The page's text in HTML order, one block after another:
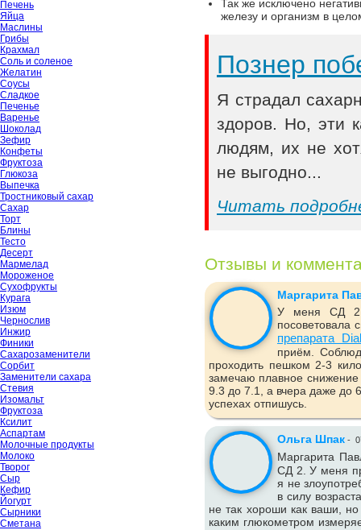
Печень
Яйца
Маслины
Грибы
Крахмал
Соль и соленое
Желатин
Соусы
Сладкое
Печенье
Варенье
Шоколад
Зефир
Конфеты
Фруктоза
Глюкоза
Выпечка
Тростниковый сахар
Сахар
Торт
Блины
Тесто
Десерт
Мармелад
Мороженое
Сухофрукты
Курага
Изюм
Чернослив
Инжир
Финики
Сахарозаменители
Сорбит
Заменители сахара
Стевия
Изомальт
Фруктоза
Ксилит
Аспартам
Молочные продукты
Молоко
Творог
Сыр
Кефир
Йогурт
Сырники
Сметана
Так же исключено
железу и организм в
Познер
Я страдал
здоров. Но, эти
людям, их не
не выгодно...
Читать
Отзывы и
Маргарита
У меня СД 2
посоветовала
препарата
приём.
проходить пешком 2-3
замечаю плавное снижение
9.3 до 7.1, а вчера даже до
успехах отпишусь.
Ольга Шпак -
Маргарита
СД 2. У меня
я не
в силу
не так хороши как ваши,
каким глюкометром